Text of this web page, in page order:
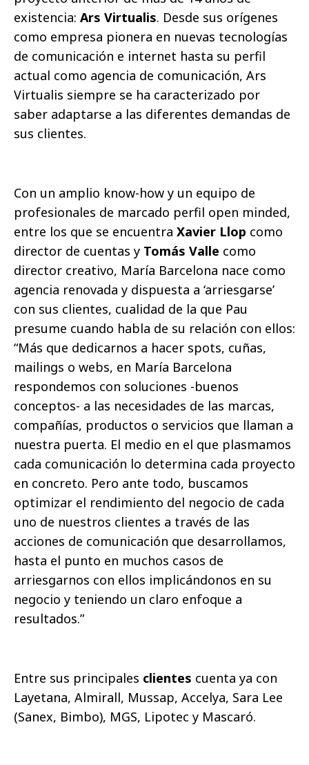
existencia: Ars Virtualis. Desde sus orígenes
como empresa pionera en nuevas tecnologías
de comunicación e internet hasta su perfil
actual como agencia de comunicación, Ars
Virtualis siempre se ha caracterizado por
saber adaptarse a las diferentes demandas de
sus clientes.
Con un amplio know-how y un equipo de
profesionales de marcado perfil open minded,
entre los que se encuentra Xavier Llop como
director de cuentas y Tomás Valle como
director creativo, María Barcelona nace como
agencia renovada y dispuesta a ‘arriesgarse’
con sus clientes, cualidad de la que Pau
presume cuando habla de su relación con ellos:
“Más que dedicarnos a hacer spots, cuñas,
mailings o webs, en María Barcelona
respondemos con soluciones -buenos
conceptos- a las necesidades de las marcas,
compañías, productos o servicios que llaman a
nuestra puerta. El medio en el que plasmamos
cada comunicación lo determina cada proyecto
en concreto. Pero ante todo, buscamos
optimizar el rendimiento del negocio de cada
uno de nuestros clientes a través de las
acciones de comunicación que desarrollamos,
hasta el punto en muchos casos de
arriesgarnos con ellos implicándonos en su
negocio y teniendo un claro enfoque a
resultados.”
Entre sus principales clientes cuenta ya con
Layetana, Almirall, Mussap, Accelya, Sara Lee
(Sanex, Bimbo), MGS, Lipotec y Mascaró.